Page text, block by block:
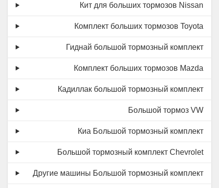
Кит для больших тормозов Nissan
Комплект больших тормозов Toyota
Гиднай большой тормозный комплект
Комплект больших тормозов Mazda
Кадиллак большой тормозный комплект
Большой тормоз VW
Киа Большой тормозный комплект
Большой тормозный комплект Chevrolet
Другие машины Большой тормозный комплект